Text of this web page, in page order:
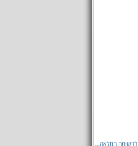
לרשימה המלאה...